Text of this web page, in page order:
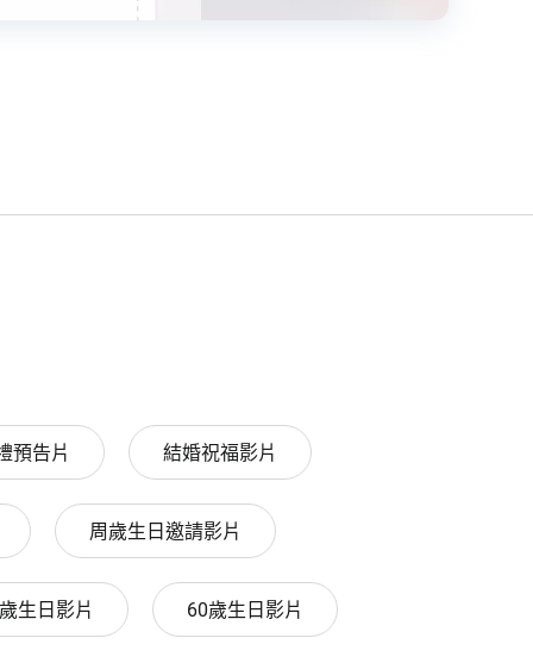
預告片 結婚祝福影片
周歲生日邀請影片
生日影片 60歲生日影片